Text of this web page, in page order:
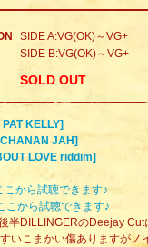
SIDE A:VG(OK)～VG+
SIDE B:VG(OK)～VG+
SOLD OUT
KELLY]
JAH]
LOVE riddim]
こから試聴できます♪
こから試聴できます♪
半DILLINGERのDeejay Cut
いこまかい傷ありますがノ